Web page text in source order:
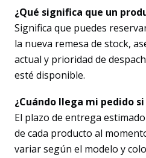
¿Qué significa que un
Significa que puedes
la nueva remesa de stock,
actual y prioridad de
esté disponible.
¿Cuándo llega mi pedido
El plazo de entrega
de cada producto al
variar según el modelo y